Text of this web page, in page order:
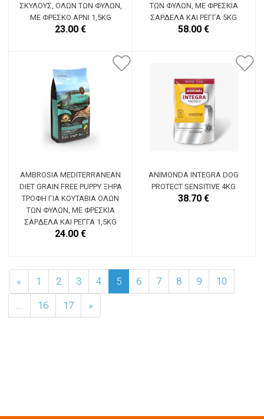
ΣΚΎΛΟΥΣ, ΌΛΩΝ ΤΩΝ ΦΥΛΏΝ,
ΜΕ ΦΡΈΣΚΟ ΑΡΝΊ 1,5KG
23.00 €
ΤΩΝ ΦΥΛΏΝ, ΜΕ ΦΡΈΣΚΙΑ
ΣΑΡΔΈΛΑ ΚΑΙ ΡΈΓΓΑ 5KG
58.00 €
AMBROSIA MEDITERRANEAN
DIET GRAIN FREE PUPPY ΞΗΡΆ
ΤΡΟΦΉ ΓΙΑ ΚΟΥΤΆΒΙΑ ΌΛΩΝ
ΤΩΝ ΦΥΛΏΝ, ΜΕ ΦΡΈΣΚΙΑ
ΣΑΡΔΈΛΑ ΚΑΙ ΡΈΓΓΑ 1,5KG
24.00 €
ANIMONDA INTEGRA DOG
PROTECT SENSITIVE 4KG
38.70 €
« 1 2 3 4 5 6 7 8 9 10
16 17 »